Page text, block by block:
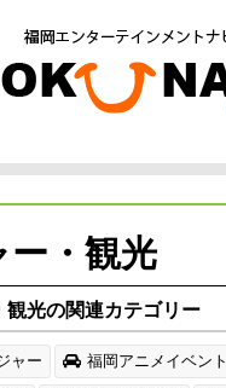
ー・観光
観光の関連カテゴリー
ャー 福岡アニメイベント